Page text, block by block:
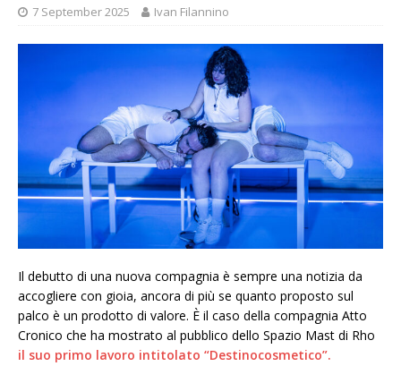
7 September 2025 Ivan Filannino
Il debutto di una nuova compagnia è sempre una notizia da
accogliere con gioia, ancora di più se quanto proposto sul
palco è un prodotto di valore. È il caso della compagnia Atto
Cronico che ha mostrato al pubblico dello Spazio Mast di Rho
il suo primo lavoro intitolato “Destinocosmetico”.